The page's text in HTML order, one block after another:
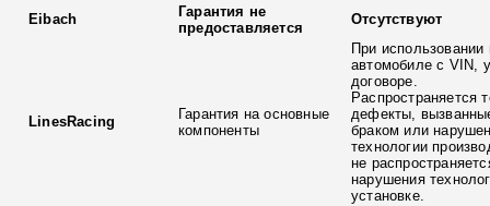
Eibach
Гарантия не
предоставляется
Отсутствуют
LinesRacing
Гарантия на основные
компоненты
При использовании
автомобиле с VIN,
договоре.
Распространяется
дефекты,
браком или
технологии
не
нарушения
установке.